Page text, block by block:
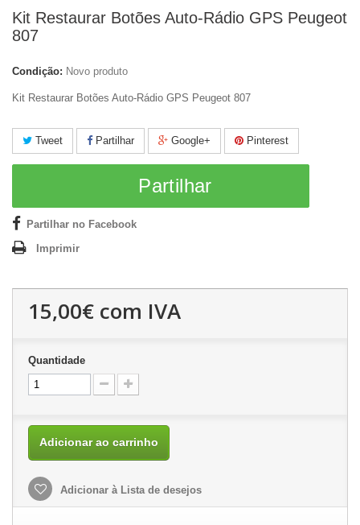
Kit Restaurar Botões Auto-Rádio GPS Peugeot
807
Condição: Novo produto
Kit Restaurar Botões Auto-Rádio GPS Peugeot 807
Tweet Partilhar Google+ Pinterest
Partilhar
Partilhar no Facebook
Imprimir
15,00€ com IVA
Quantidade
Adicionar ao carrinho
Adicionar à Lista de desejos